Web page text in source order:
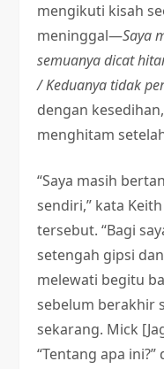
mengikuti kisah
meninggal—Saya
semuanya dicat
/ Keduanya tidak
dengan
menghitam
“Saya masih
sendiri,” kata
tersebut. “Bagi
setengah gipsi
melewati begitu
sebelum berakhir
sekarang. Mick
“Tentang apa